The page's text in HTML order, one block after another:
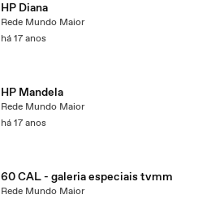
HP Diana
Rede Mundo Maior
há 17 anos
HP Mandela
Rede Mundo Maior
há 17 anos
60 CAL - galeria especiais tvmm
Rede Mundo Maior